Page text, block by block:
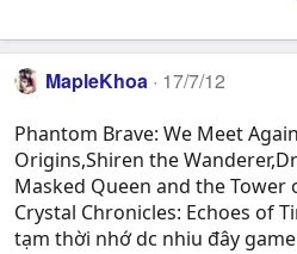
MapleKhoa 17/7/12
Phantom Brave: We Meet
Origins,Shiren the
Masked Queen and the Tower
Crystal Chronicles: Echoes of
tạm thời nhớ dc nhiu đây game